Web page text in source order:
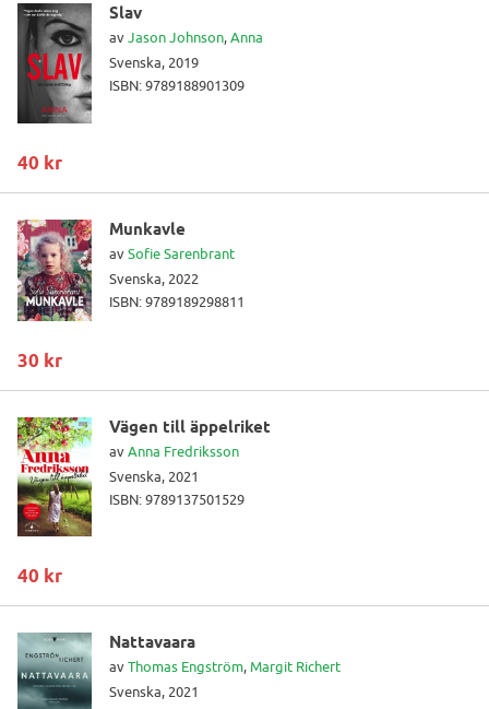
Slav
avJason Johnson,Anna
Svenska, 2019
ISBN: 9789188901309
40 kr
Munkavle
avSofie Sarenbrant
Svenska, 2022
ISBN: 9789189298811
30 kr
Vägen till äppelriket
avAnna Fredriksson
Svenska, 2021
ISBN: 9789137501529
40 kr
Nattavaara
avThomas Engström, Margit Richert
Svenska, 2021